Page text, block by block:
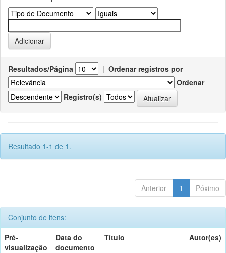
Resultados/Página | Ordenar registros por
Ordenar
Registro(s)
Resultado 1-1 de 1.
Anterior 1 Póximo
Conjunto de itens:
Pré-
visualização
Data do
documento
Título Autor(es)